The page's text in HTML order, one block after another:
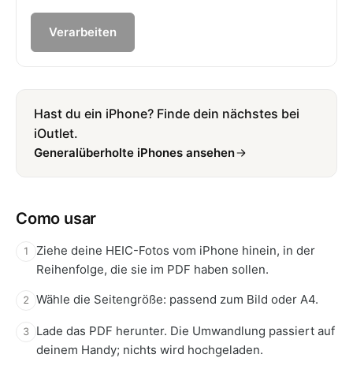
Verarbeiten
Hast du ein iPhone? Finde dein nächstes bei
iOutlet.
Generalüberholte iPhones ansehen
Como usar
1
Ziehe deine HEIC-Fotos vom iPhone hinein, in der
Reihenfolge, die sie im PDF haben sollen.
2 Wähle die Seitengröße: passend zum Bild oder A4.
3
Lade das PDF herunter. Die Umwandlung passiert auf
deinem Handy; nichts wird hochgeladen.